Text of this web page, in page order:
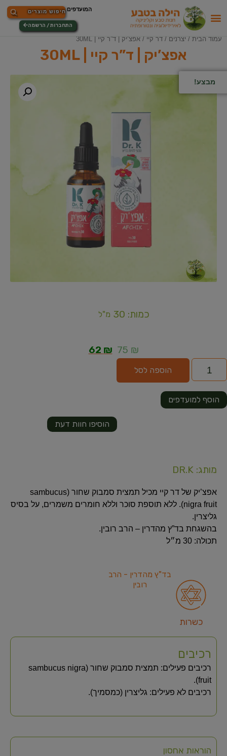
התחברות / הרשמה
עמוד הבית / יצרנים / דר קיי / אפצ’יק | ד”ר קיי | 30ML
אפצ’יק | ד”ר קיי | 30ML
מבצע!
כמות: 30 מ"ל
75 ₪
62 ₪
הוספה לסל
הוסיפו חוות דעת
הוסף למועדפים
מותג: DR.K
אפצ’יק של דר קיי מכיל תמצית סמבוק שחור (sambucus
nigra fruit). ללא תוספת סוכר וללא חומרים משמרים, על בסיס
גליצרין.
בהשגחת בד”ץ מהדרין – הרב רובין.
תכולה: 30 מ״ל
כשרות
בד"ץ מהדרין - הרב
רובין
רכיבים
רכיבים פעילים: תמצית סמבוק שחור (sambucus nigra
fruit).
רכיבים לא פעילים: גליצרין (כמסמיך).
הוראות אחסון